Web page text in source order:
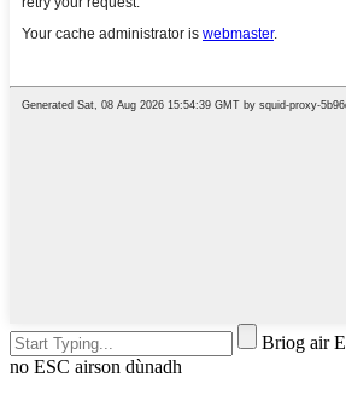
Briog air
no ESC airson dùnadh